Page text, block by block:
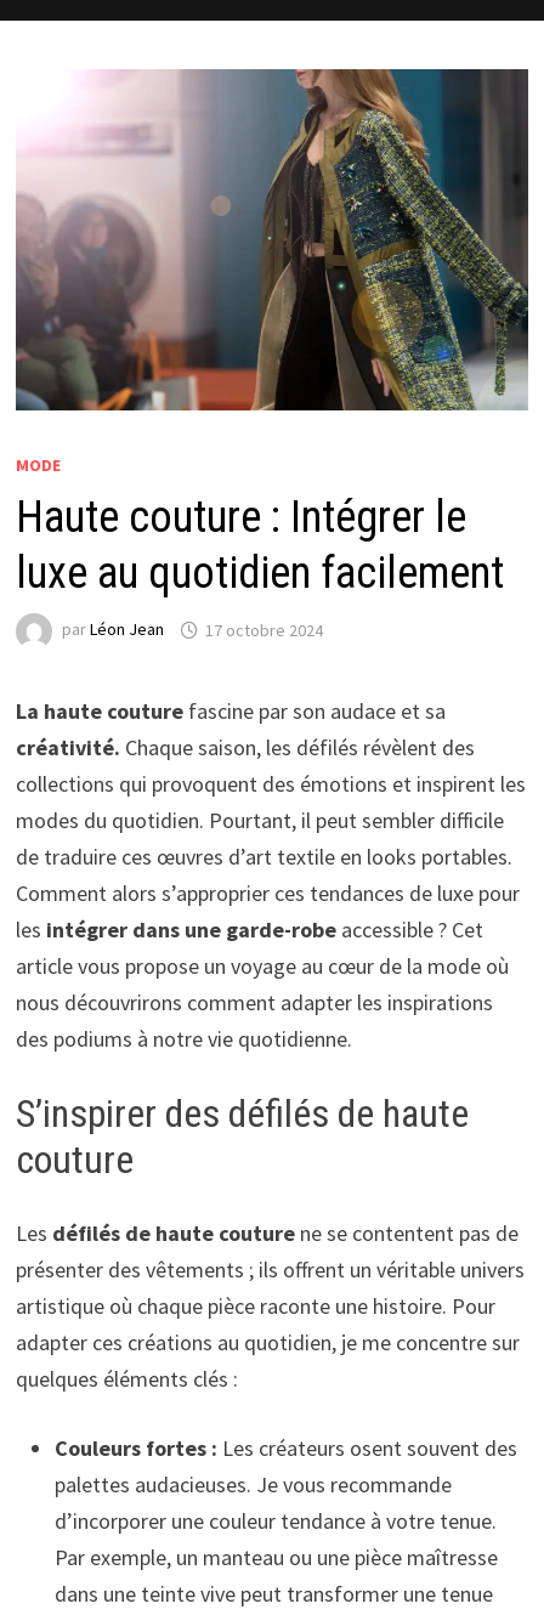
MODE
Haute couture : Intégrer le
luxe au quotidien facilement
parLéon Jean 17 octobre 2024
La haute couture fascine par son audace et sa
créativité. Chaque saison, les défilés révèlent des
collections qui provoquent des émotions et inspirent les
modes du quotidien. Pourtant, il peut sembler difficile
de traduire ces œuvres d’art textile en looks portables.
Comment alors s’approprier ces tendances de luxe pour
les intégrer dans une garde-robeaccessible ? Cet
article vous propose un voyage au cœur de la mode où
nous découvrirons comment adapter les inspirations
des podiums à notre vie quotidienne.
S’inspirer des défilés de haute
couture
Les défilés de haute couturene se contentent pas de
présenter des vêtements ; ils offrent un véritable univers
artistique où chaque pièce raconte une histoire. Pour
adapter ces créations au quotidien, je me concentre sur
quelques éléments clés :
Couleurs fortes : Les créateurs osent souvent des
palettes audacieuses. Je vous recommande
d’incorporer une couleur tendance à votre tenue.
Par exemple, un manteau ou une pièce maîtresse
dans une teinte vive peut transformer une tenue